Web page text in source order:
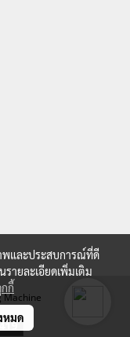
Machine
พและประสบการณ์ที่ดี
รายละเอียดเพิ่มเติม
กี้
หมด